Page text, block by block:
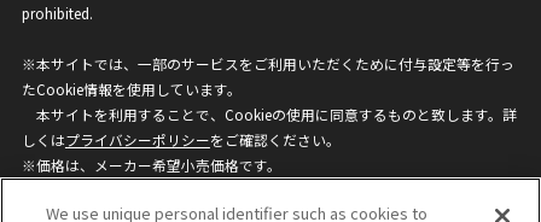
prohibited.
※本サイトでは、一部のサービスをご利用いただくために付与設定等を行っ
たCookie情報を使用しています。
本サイトを利用することで、Cookieの使用に同意するものと致します。詳
しくはプライバシーポリシーをご確認ください。
※価格は、メーカー希望小売価格です。
ざいますのでご了承ください。
We use unique personal identifier such as cookies to